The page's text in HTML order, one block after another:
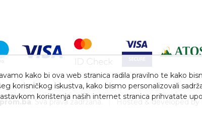
. Sva prava zadržana. | Hosted & developed by
kako bi ova web stranica radila pravilno te kako
korisničkog iskustva, kako bismo personalizovali
korištenja naših internet stranica prihvatate